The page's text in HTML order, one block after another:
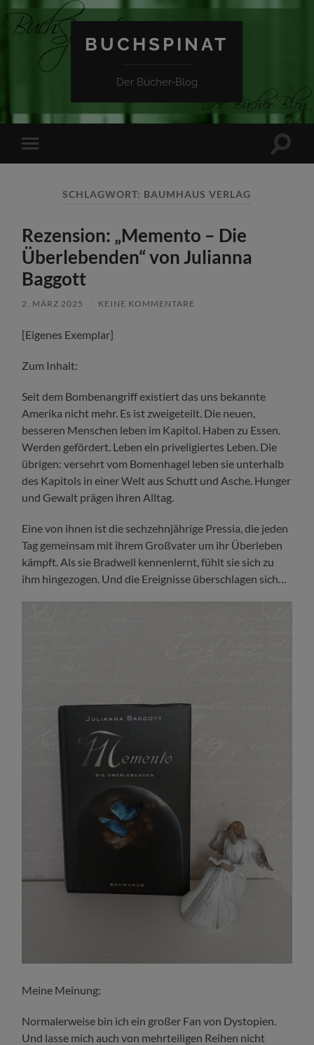
BUCHSPINAT
Der Bücher-Blog
Mobile-
Menü
SCHLAGWORT: BAUMHAUS VERLAG
Rezension: „Memento – Die
Überlebenden“ von Julianna
Baggott
2. MÄRZ 2025 KEINE KOMMENTARE
[Eigenes Exemplar]
Zum Inhalt:
Seit dem Bombenangriff existiert das uns bekannte
Amerika nicht mehr. Es ist zweigeteilt. Die neuen,
besseren Menschen leben im Kapitol. Haben zu Essen.
Werden gefördert. Leben ein priveligiertes Leben. Die
übrigen: versehrt vom Bomenhagel leben sie unterhalb
des Kapitols in einer Welt aus Schutt und Asche. Hunger
und Gewalt prägen ihren Alltag.
Eine von ihnen ist die sechzehnjährige Pressia, die jeden
Tag gemeinsam mit ihrem Großvater um ihr Überleben
kämpft. Als sie Bradwell kennenlernt, fühlt sie sich zu
ihm hingezogen. Und die Ereignisse überschlagen sich…
Meine Meinung:
Normalerweise bin ich ein großer Fan von Dystopien.
Und lasse mich auch von mehrteiligen Reihen nicht